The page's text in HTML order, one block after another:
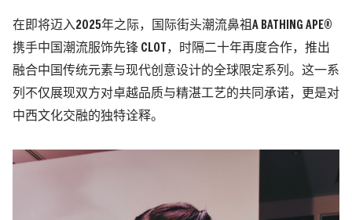
在即将迈入2025年之际，国际街头潮流鼻祖A BATHING APE®
携手中国潮流服饰先锋 CLOT，时隔二十年再度合作，推出
融合中国传统元素与现代创意设计的全球限定系列。这一系
列不仅展现双方对卓越品质与精湛工艺的共同承诺，更是对
中西文化交融的独特诠释。